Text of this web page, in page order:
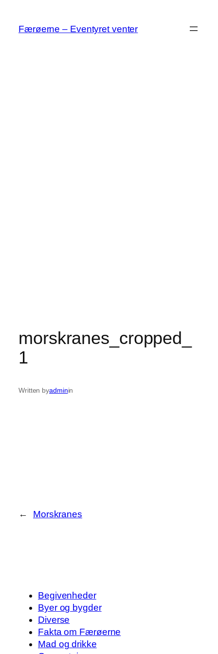
indhold
Færøerne – Eventyret venter
morskranes_cropped_
1
Written byadminin
← Morskranes
Begivenheder
Byer og bygder
Diverse
Fakta om Færøerne
Mad og drikke